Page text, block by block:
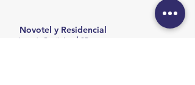
Novotel y Residencial
Lençois Paulistas / SP